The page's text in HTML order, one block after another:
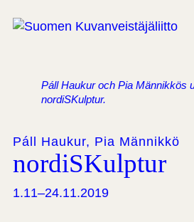
Páll Haukur och Pia Männikkös
nordiSKulptur.
Páll Haukur, Pia Männikkö
nordiSKulptur
1.11–24.11.2019